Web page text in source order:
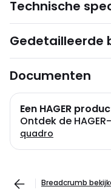
Technische
Gedetailleerde
Documenten
Een HAGER
Ontdek de
quadro
Breadcrumb